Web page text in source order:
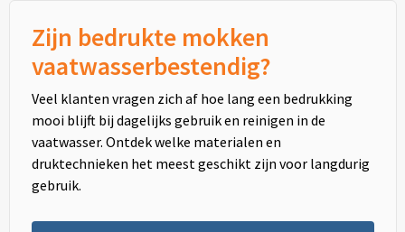
Zijn bedrukte mokken
vaatwasserbestendig?
Veel klanten vragen zich af hoe lang een bedrukking
mooi blijft bij dagelijks gebruik en reinigen in de
vaatwasser. Ontdek welke materialen en
druktechnieken het meest geschikt zijn voor langdurig
gebruik.